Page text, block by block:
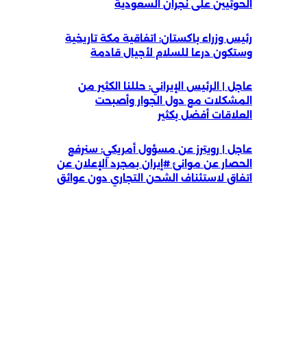
الحوثيين على نجران السعودية
رئيس وزراء باكستان: اتفاقية مكة تاريخية
وستكون درعا للسلام لأجيال قادمة
عاجل | الرئيس الإيراني: حللنا الكثير من
المشكلات مع دول الجوار وأصبحت
العلاقات أفضل بكثير
عاجل | رويترز عن مسؤول أمريكي: سنرفع
الحصار عن موانئ #إيران بمجرد الإعلان عن
اتفاق لاستئناف الشحن التجاري دون عوائق